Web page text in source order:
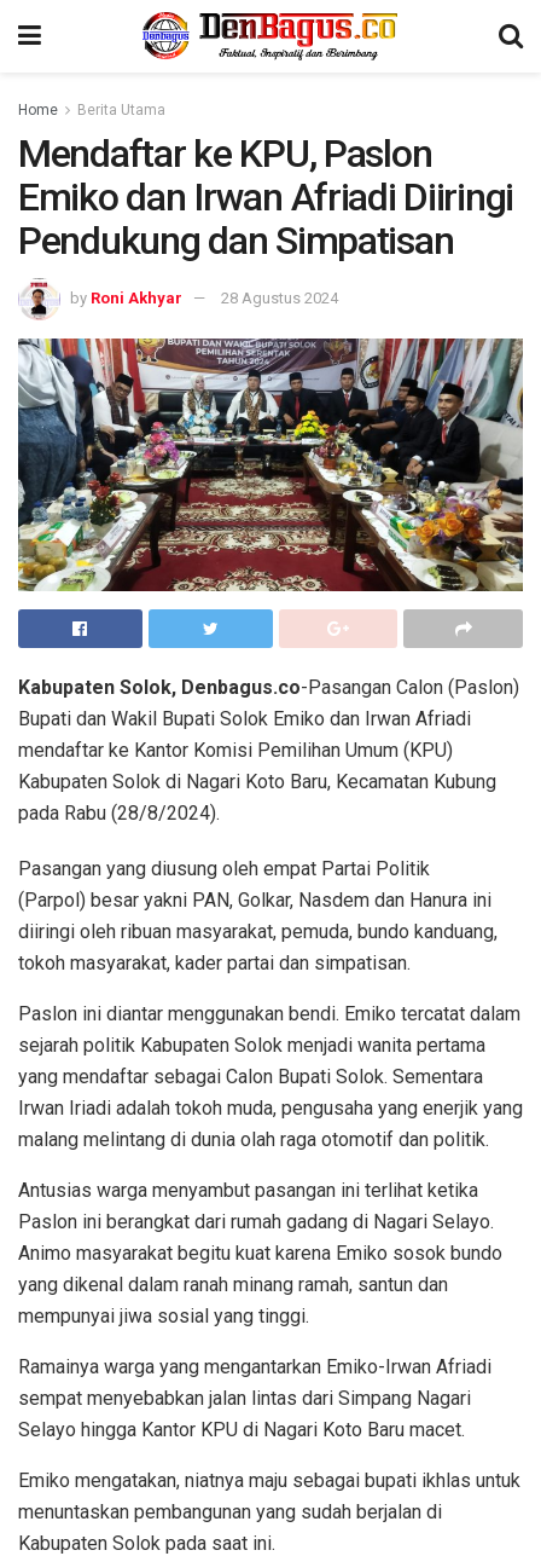
Home Berita Utama
Mendaftar ke KPU, Paslon
Emiko dan Irwan Afriadi Diiringi
Pendukung dan Simpatisan
by Roni Akhyar 28 Agustus 2024
Kabupaten Solok, Denbagus.co-Pasangan Calon (Paslon)
Bupati dan Wakil Bupati Solok Emiko dan Irwan Afriadi
mendaftar ke Kantor Komisi Pemilihan Umum (KPU)
Kabupaten Solok di Nagari Koto Baru, Kecamatan Kubung
pada Rabu (28/8/2024).
Pasangan yang diusung oleh empat Partai Politik
(Parpol) besar yakni PAN, Golkar, Nasdem dan Hanura ini
diiringi oleh ribuan masyarakat, pemuda, bundo kanduang,
tokoh masyarakat, kader partai dan simpatisan.
Paslon ini diantar menggunakan bendi. Emiko tercatat dalam
sejarah politik Kabupaten Solok menjadi wanita pertama
yang mendaftar sebagai Calon Bupati Solok. Sementara
Irwan Iriadi adalah tokoh muda, pengusaha yang enerjik yang
malang melintang di dunia olah raga otomotif dan politik.
Antusias warga menyambut pasangan ini terlihat ketika
Paslon ini berangkat dari rumah gadang di Nagari Selayo.
Animo masyarakat begitu kuat karena Emiko sosok bundo
yang dikenal dalam ranah minang ramah, santun dan
mempunyai jiwa sosial yang tinggi.
Ramainya warga yang mengantarkan Emiko-Irwan Afriadi
sempat menyebabkan jalan lintas dari Simpang Nagari
Selayo hingga Kantor KPU di Nagari Koto Baru macet.
Emiko mengatakan, niatnya maju sebagai bupati ikhlas untuk
menuntaskan pembangunan yang sudah berjalan di
Kabupaten Solok pada saat ini.